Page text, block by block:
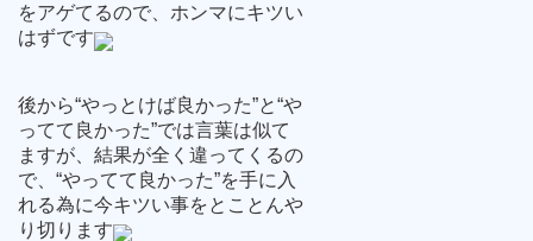
をアゲてるので、ホンマにキツい
はずです
後から“やっとけば良かった”と“や
ってて良かった”では言葉は似て
ますが、結果が全く違ってくるの
で、“やってて良かった”を手に入
れる為に今キツい事をとことんや
り切ります